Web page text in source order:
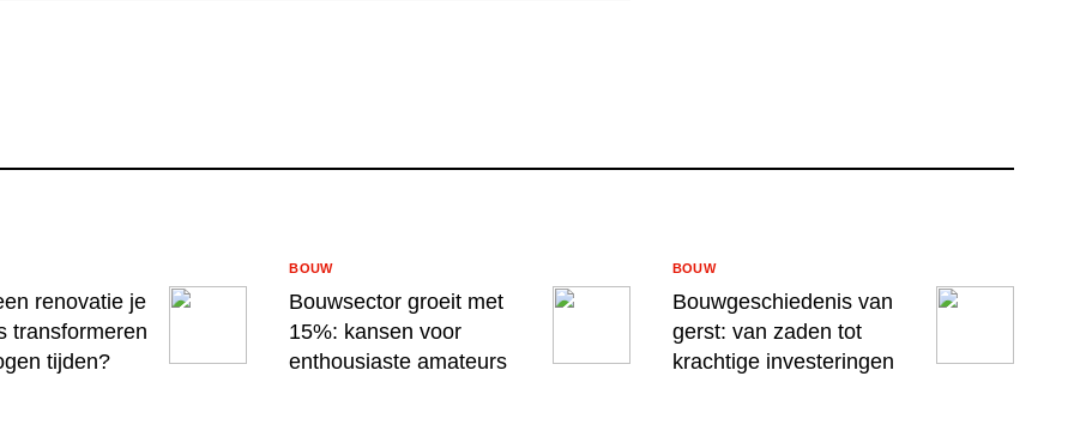
renovatie je
transformeren
tijden?
Bouwsector groeit met
15%: kansen voor
enthousiaste amateurs
BOUW
Bouwgeschiedenis van
gerst: van zaden tot
krachtige investeringen
BOUW